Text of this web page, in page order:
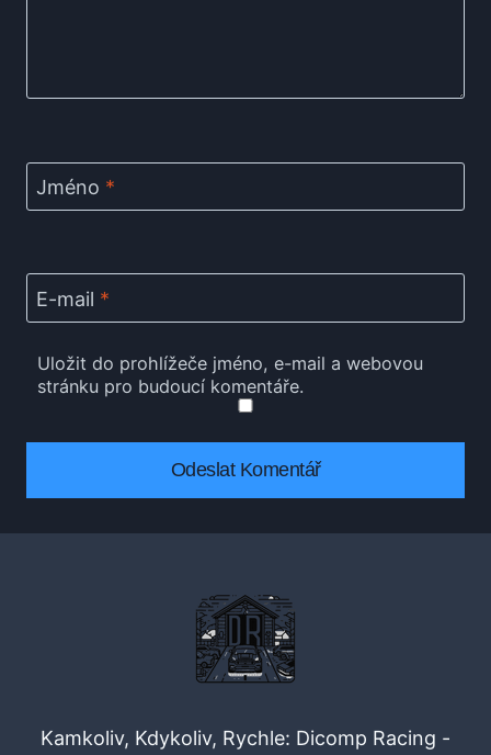
Jméno *
E-mail *
Uložit do prohlížeče jméno, e-mail a webovou
stránku pro budoucí komentáře.
Kamkoliv, Kdykoliv, Rychle: Dicomp Racing -